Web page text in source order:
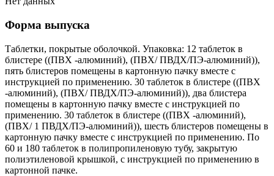
Форма выпуска
Таблетки, покрытые оболочкой. Упаковка: 12 таблеток в
блистере ((ПВХ -алюминий), (ПВХ/ ПВДХ/ПЭ-алюминий)),
пять блистеров помещены в картонную пачку вместе с
инструкцией по применению. 30 таблеток в блистере ((ПВХ
-алюминий), (ПВХ/ ПВДХ/ПЭ-алюминий)), два блистера
помещены в картонную пачку вместе с инструкцией по
применению. 30 таблеток в блистере ((ПВХ -алюминий),
(ПВХ/ 1 ПВДХ/ПЭ-алюминий)), шесть блистеров помещены в
картонную пачку вместе с инструкцией по применению. По
60 и 180 таблеток в полипропиленовую тубу, закрытую
полиэтиленовой крышкой, с инструкцией по применению в
картонной пачке.